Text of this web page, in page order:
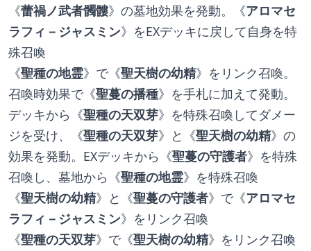
《蕾禍ノ武者髑髏》の墓地効果を発動。《アロマセ
ラフィ－ジャスミン》をEXデッキに戻して自身を特
殊召喚
《聖種の地霊》で《聖天樹の幼精》をリンク召喚。
召喚時効果で《聖蔓の播種》を手札に加えて発動。
デッキから《聖種の天双芽》を特殊召喚してダメー
ジを受け、《聖種の天双芽》と《聖天樹の幼精》の
効果を発動。EXデッキから《聖蔓の守護者》を特殊
召喚し、墓地から《聖種の地霊》を特殊召喚
《聖天樹の幼精》と《聖蔓の守護者》で《アロマセ
ラフィ－ジャスミン》をリンク召喚
《聖種の天双芽》で《聖天樹の幼精》をリンク召喚